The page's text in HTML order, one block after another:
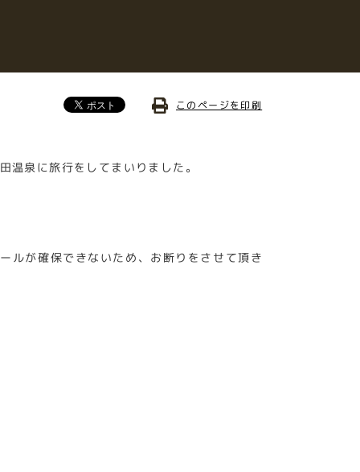
このページを印刷
泉に旅行をしてまいりました。
ルが確保できないため、お断りをさせて頂き